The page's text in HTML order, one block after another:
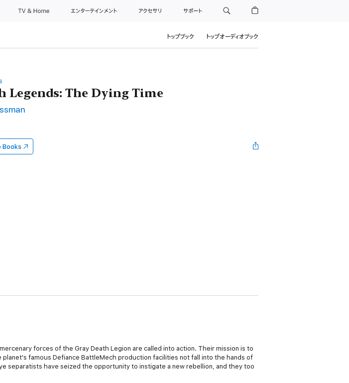
TV & Home エンターテインメント アクセサリ サポート
トップブック トップオーディオブック
Legends: The Dying Time
Books
forces of the Gray Death Legion are called into action. Their mission is to
famous Defiance BattleMech production facilities not fall into the hands of
separatists have seized the opportunity to instigate a new rebellion, and they too